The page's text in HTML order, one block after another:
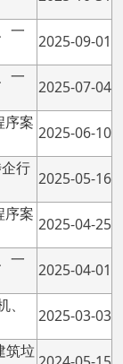
2025-06-10
2025-04-01
2025-03-03
2024-05-15
2024-04-25
2024-04-07
2024-03-15